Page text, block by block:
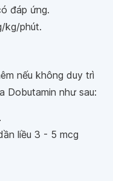
đáp ứng.
kg/phút.
nếu không duy trì
Dobutamin như sau:
liều 3 - 5 mcg